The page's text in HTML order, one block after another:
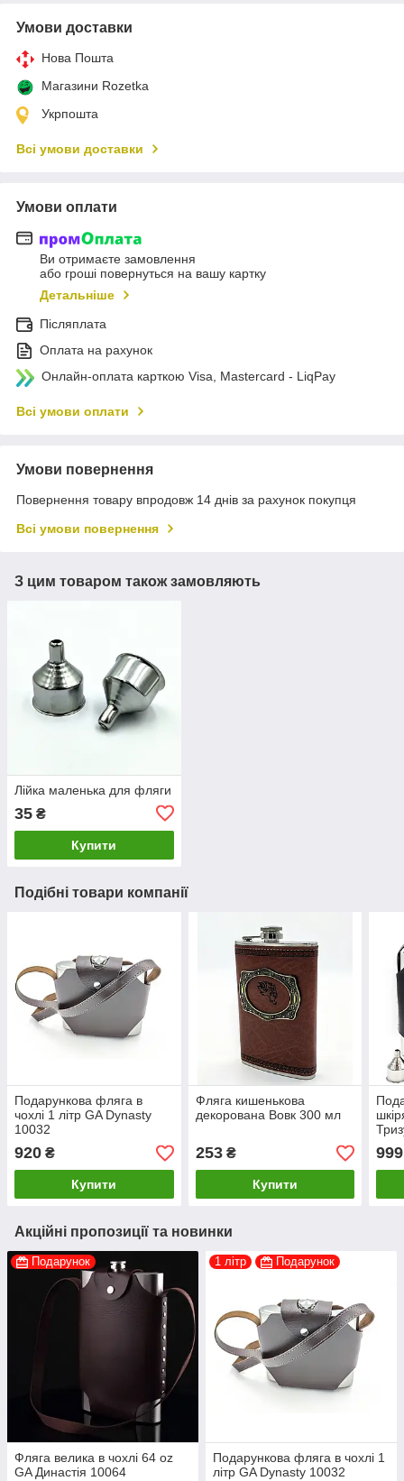
Умови доставки
Нова Пошта
Магазини Rozetka
Укрпошта
Всі умови доставки
Умови оплати
Ви отримаєте замовлення
або гроші повернуться на вашу картку
Детальніше
Післяплата
Оплата на рахунок
Онлайн-оплата карткою Visa, Mastercard - LiqPay
Всі умови оплати
Умови повернення
Повернення товару впродовж 14 днів за рахунок покупця
Всі умови повернення
З цим товаром також замовляють
Лійка маленька для фляги
35 ₴
Купити
Подібні товари компанії
Подарункова фляга в
чохлі 1 літр GA Dynasty
10032
920 ₴
Купити
Фляга кишенькова
декорована Вовк 300 мл
253₴
Купити
999
Акційні пропозиції та новинки
Подарунок
Фляга велика в чохлі 64 oz
GA Династія 10064
1 літр Подарунок
Подарункова фляга в чохлі 1
літр GA Dynasty 10032